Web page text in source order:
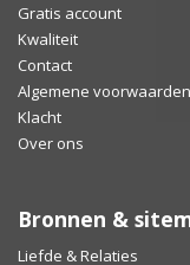
Gratis account
Kwaliteit
Contact
Algemene voorwaarden
Klacht
Over ons
Bronnen &
Liefde & Relaties